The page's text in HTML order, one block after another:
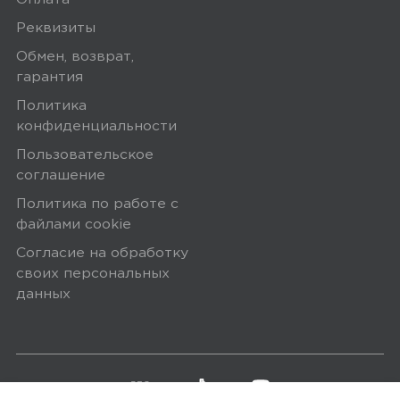
Датчик - просто супер! Переживала,
что придёт б/у, даже писала в
поддержку с просьбой прислать
новый. В итоге: новый датчик, к
хаб отлично, со сценариями
работает тоже корректно, Прописала
2 сценария на этот датчик. Пуши
пока приходят без задержки.
Спасибо команде Aqara!) …Дополняю
через сутки: если в умном доме
Реквизиты
Обмен, возврат,
гарантия
Политика
конфиденциальности
Пользовательское
соглашение
Политика по работе с
файлами сookie
Согласие на обработку
своих персональных
данных